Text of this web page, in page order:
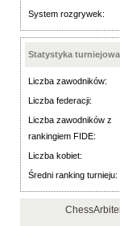
System rozgrywek:
Statystyka turniejowa
Liczba zawodników:
Liczba federacji:
Liczba zawodników z
rankingiem FIDE:
Liczba kobiet:
Średni ranking turnieju: